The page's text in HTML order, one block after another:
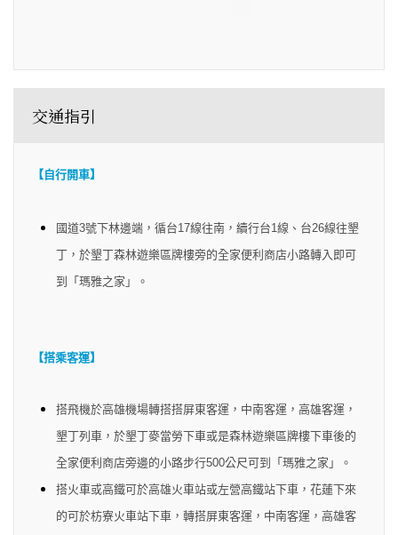
交通指引
【自行開車】
國道3號下林邊端，循台17線往南，續行台1線、台26線往墾
丁，於墾丁森林遊樂區牌樓旁的全家便利商店小路轉入即可
到「瑪雅之家」。
【搭乘客運】
搭飛機於高雄機場轉搭搭屏東客運，中南客運，高雄客運，
墾丁列車，於墾丁麥當勞下車或是森林遊樂區牌樓下車後的
全家便利商店旁邊的小路步行500公尺可到「瑪雅之家」。
搭火車或高鐵可於高雄火車站或左營高鐵站下車，花蓮下來
的可於枋寮火車站下車，轉搭屏東客運，中南客運，高雄客